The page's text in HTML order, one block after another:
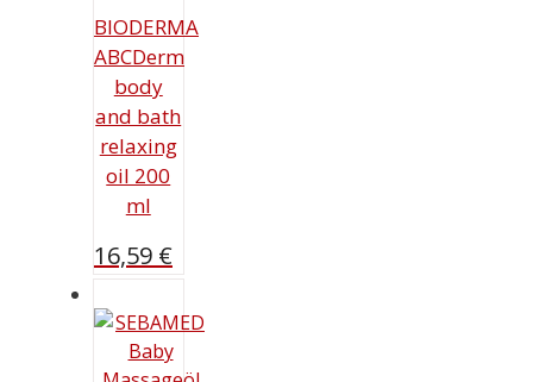
BIODERMA
ABCDerm
body
and bath
relaxing
oil 200
ml
16,59 €